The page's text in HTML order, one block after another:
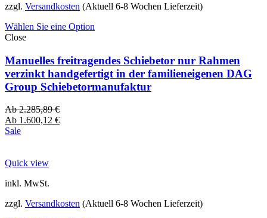
zzgl. Versandkosten (Aktuell 6-8 Wochen Lieferzeit)
Wählen Sie eine Option
Close
Manuelles freitragendes Schiebetor nur Rahmen
verzinkt handgefertigt in der familieneigenen DAG
Group Schiebetormanufaktur
Ab2.285,89€
Ab 1.600,12 €
Sale
Quick view
inkl. MwSt.
zzgl. Versandkosten (Aktuell 6-8 Wochen Lieferzeit)